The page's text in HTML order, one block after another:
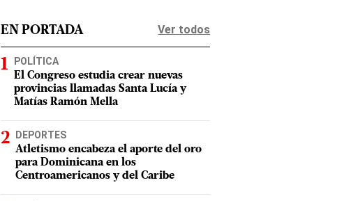
EN PORTADA Ver todos
POLÍTICA
El Congreso estudia crear nuevas
provincias llamadas Santa Lucía y
Matías Ramón Mella
DEPORTES
Atletismo encabeza el aporte del oro
para Dominicana en los
Centroamericanos y del Caribe